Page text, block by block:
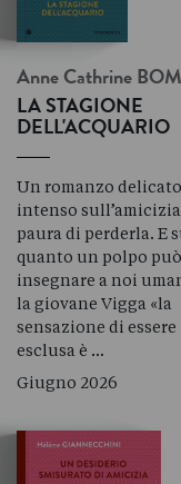
Anne Cathrine
LA STAGIONE
DELL'ACQUARIO
Un romanzo
intenso sull’amicizia
paura di perderla. E
quanto un polpo può
insegnare a noi
la giovane Vigga «la
sensazione di essere
esclusa è …
Giugno 2026